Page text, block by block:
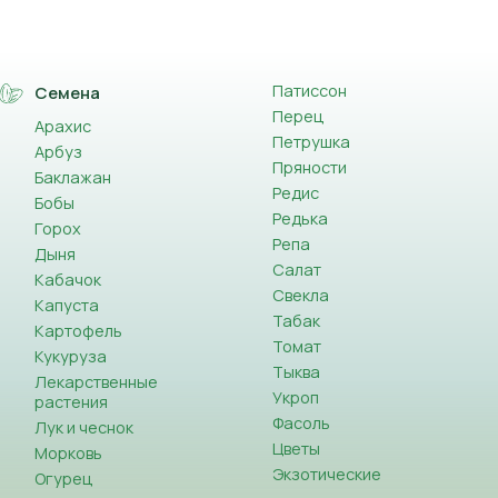
болезней. Поэтому вред для здоровья человека
выбросить. Одежда, обувь, мягкая мебель
выбрасывать, терпя убытки, вызывает у
как народное, так и профессиональное
пропылесосить текстиль и мягкую
действенным аналогом нафталина,
вредителей – они не отложат яйца.
Необходимо обеспечить вентиляцию
Семена
Арахис
Арбуз
Баклажан
Бобы
Горох
Дыня
Кабачок
Капуста
Картофель
Кукуруза
Лекарственные
растения
Лук и чеснок
Морковь
Огурец
Патиссон
Перец
Петрушка
Пряности
Редис
Редька
Репа
Салат
Свекла
Табак
Томат
Тыква
Укроп
Фасоль
Цветы
Экзотические